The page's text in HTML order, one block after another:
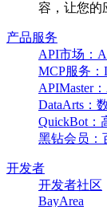
容，让您的
产品服务
API市场：
MCP服务
APIMaster
DataArts：
QuickBot：
黑钻会员：
开发者
开发者社区
BayArea